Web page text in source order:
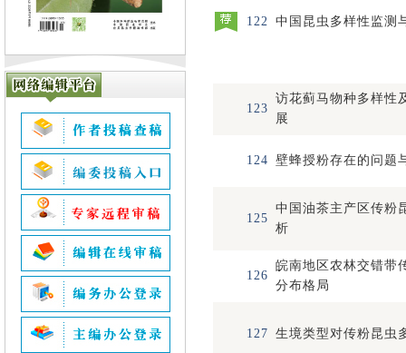
122 中国昆虫多样性监测
123
访花蓟马物种多样性
展
124 壁蜂授粉存在的问题
125
中国油茶主产区传粉
析
126
皖南地区农林交错带
分布格局
127 生境类型对传粉昆虫